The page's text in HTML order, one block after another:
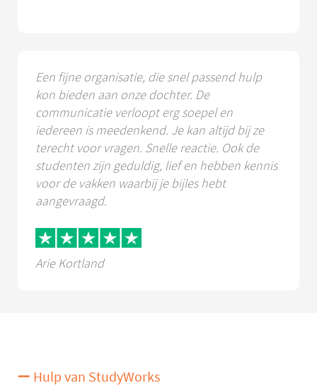
Een fijne organisatie, die snel passend hulp
kon bieden aan onze dochter. De
communicatie verloopt erg soepel en
iedereen is meedenkend. Je kan altijd bij ze
terecht voor vragen. Snelle reactie. Ook de
studenten zijn geduldig, lief en hebben kennis
voor de vakken waarbij je bijles hebt
aangevraagd.
Arie Kortland
Hulp van StudyWorks